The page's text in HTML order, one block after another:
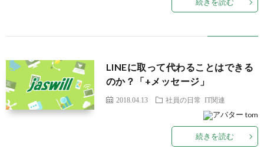
LINEに取って代わることはできる
のか？「+メッセージ」
2018.04.13 社員の日常 IT関連
tom
続きを読む